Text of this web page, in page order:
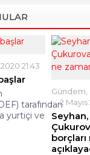
21:43
tarafından
yurtiçi ve
Gündem
2 Mayıs